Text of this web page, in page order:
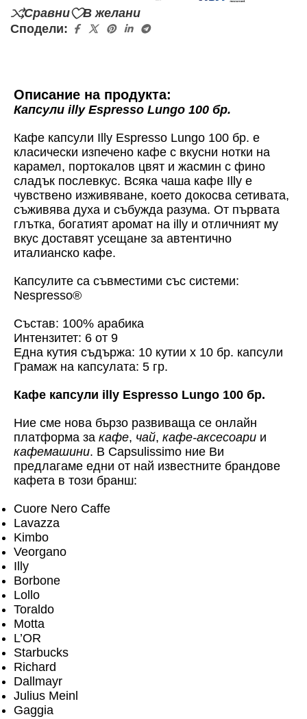
Сравни
В желани
Сподели:
Описание на продукта:
Капсули illy Espresso Lungo 100 бр.
Кафе капсули Illy Espresso Lungo 100 бр. е
класически изпечено кафе с вкусни нотки на
карамел, портокалов цвят и жасмин с фино
сладък послевкус. Всяка чаша кафе Illy е
чувствено изживяване, което докосва сетивата,
съживява духа и събужда разума. От първата
глътка, богатият аромат на illy и отличният му
вкус доставят усещане за автентично
италианско кафе.
Капсулите са съвместими със системи:
Nespresso®
Състав: 100% арабика
Интензитет: 6 от 9
Една кутия съдържа: 10 кутии х 10 бр. капсули
Грамаж на капсулата: 5 гр.
Кафе капсули illy Espresso Lungo 100 бр.
Ние сме нова бързо развиваща се онлайн
платформа за кафе, чай, кафе-аксесоари и
кафемашини. В Capsulissimo ние Ви
предлагаме едни от най известните брандове
кафета в този бранш:
Cuore Nero Caffe
Lavazza
Kimbo
Veorgano
Illy
Borbone
Lollo
Toraldo
Motta
L’OR
Starbucks
Richard
Dallmayr
Julius Meinl
Gaggia